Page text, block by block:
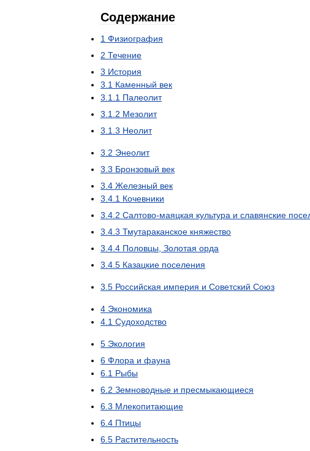
Содержание
1 Физиография
2 Течение
3 История
3 1 Каменный век
3 1 1 Палеолит
3 1 2 Мезолит
3 1 3 Неолит
3 2 Энеолит
3 3 Бронзовый век
3 4 Железный век
3 4 1 Кочевники
3 4 2 Салтово-маяцкая культура и славянские
3 4 3 Тмутараканское княжество
3 4 4 Половцы Золотая орда
3 4 5 Казацкие поселения
3 5 Российская империя и Советский Союз
4 Экономика
4 1 Судоходство
5 Экология
6 Флора и фауна
6 1 Рыбы
6 2 Земноводные и пресмыкающиеся
6 3 Млекопитающие
6 4 Птицы
6 5 Растительность